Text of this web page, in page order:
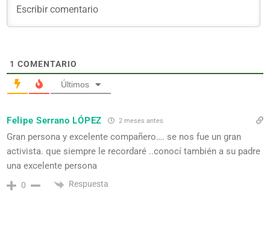
1 COMENTARIO
Últimos
Felipe Serrano LÓPEZ 2 meses antes
Gran persona y excelente compañero…. se nos fue un gran
activista. que siempre le recordaré ..conocí también a su padre
una excelente persona
0 Respuesta